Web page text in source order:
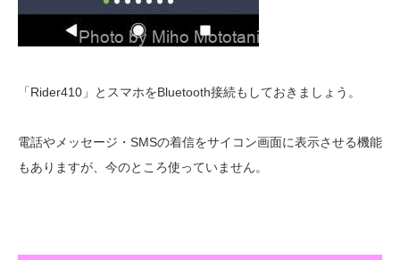
「Rider410」とスマホをBluetooth接続もしておきましょう。
電話やメッセージ・SMSの着信をサイコン画面に表示させる機能
もありますが、今のところ使っていません。